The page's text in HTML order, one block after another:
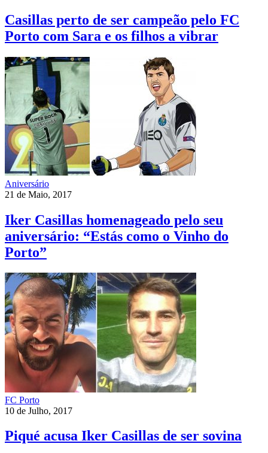
Casillas perto de ser campeão pelo FC
Porto com Sara e os filhos a vibrar
Aniversário
21 de Maio, 2017
Iker Casillas homenageado pelo seu
aniversário: “Estás como o Vinho do
Porto”
FC Porto
10 de Julho, 2017
Piqué acusa Iker Casillas de ser sovina